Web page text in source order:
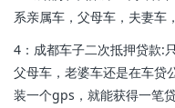
系亲属车，父母车，夫妻车
4：成都车子二次抵押贷款:
父母车，老婆车还是在车贷
装一个gps，就能获得一笔